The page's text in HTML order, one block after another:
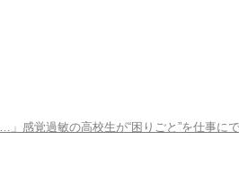
」感覚過敏の高校生が“困りごと”を仕事に